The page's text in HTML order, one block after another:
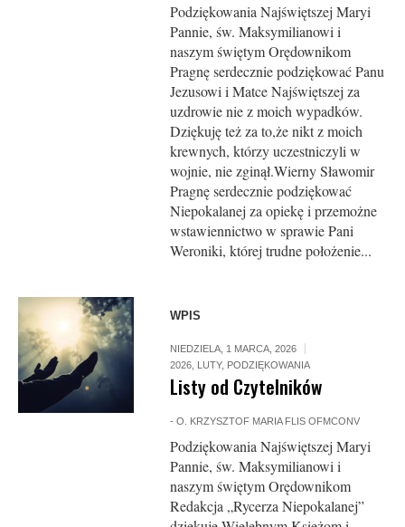
Podziękowania Najświętszej Maryi
Pannie, św. Maksymilianowi i
naszym świętym Orędownikom
Pragnę serdecznie podziękować Panu
Je­zusowi i Matce Najświętszej za
uzdrowie nie z moich wypadków.
Dziękuję też za to,że nikt z moich
krewnych, którzy uczestniczyli w
wojnie, nie zginął.Wierny Sławomir
Pragnę serdecznie podziękować
Niepokalanej za opiekę i przemożne
wstawiennictwo w sprawie Pani
Weroniki, której trudne położenie...
WPIS
NIEDZIELA, 1 MARCA, 2026
2026 LUTY, PODZIĘKOWANIA
Listy od Czytelników
-O. KRZYSZTOF MARIA FLIS OFMCONV
Podziękowania Najświętszej Maryi
Pannie, św. Maksymilianowi i
naszym świętym Orędownikom
Redakcja „Rycerza Niepokalanej”